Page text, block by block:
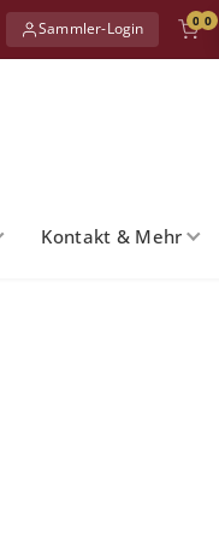
Sammler-Login 0 0
Kontakt & Mehr